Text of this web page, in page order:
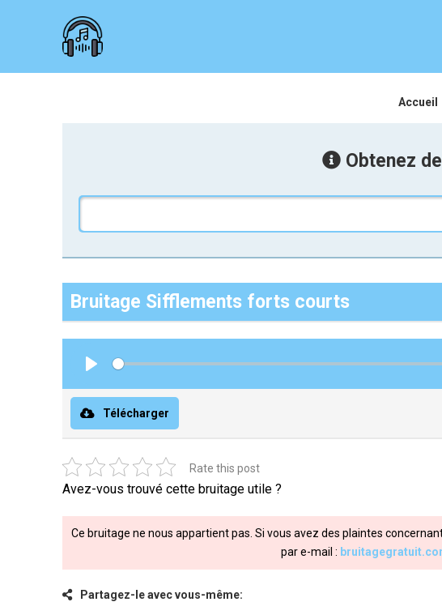
Accueil
Obtenez
Bruitage Sifflements forts courts
Télécharger
Rate this post
Avez-vous trouvé cette bruitage utile ?
Ce bruitage ne nous appartient pas. Si vous avez des plaintes
par e-mail :
Partagez-le avec vous-même: